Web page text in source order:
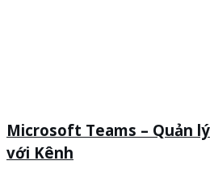
Microsoft Teams – Quản
với Kênh